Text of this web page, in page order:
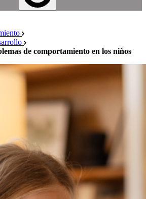
de comportamiento en los niños